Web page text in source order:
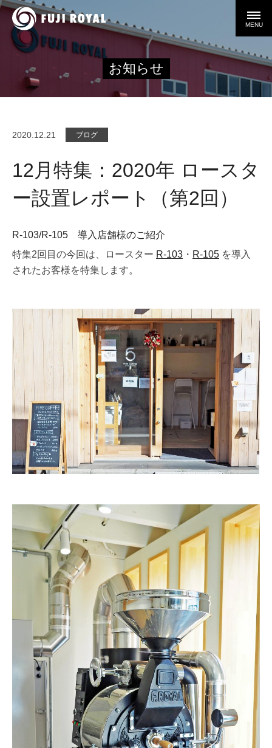
MENU
お知らせ
2020.12.21 ブログ
12月特集：2020年 ロースタ
ー設置レポート（第2回）
R-103/R-105 導入店舗様のご紹介
特集2回目の今回は、ロースター R-103 ・ R-105 を導入
されたお客様を特集します。